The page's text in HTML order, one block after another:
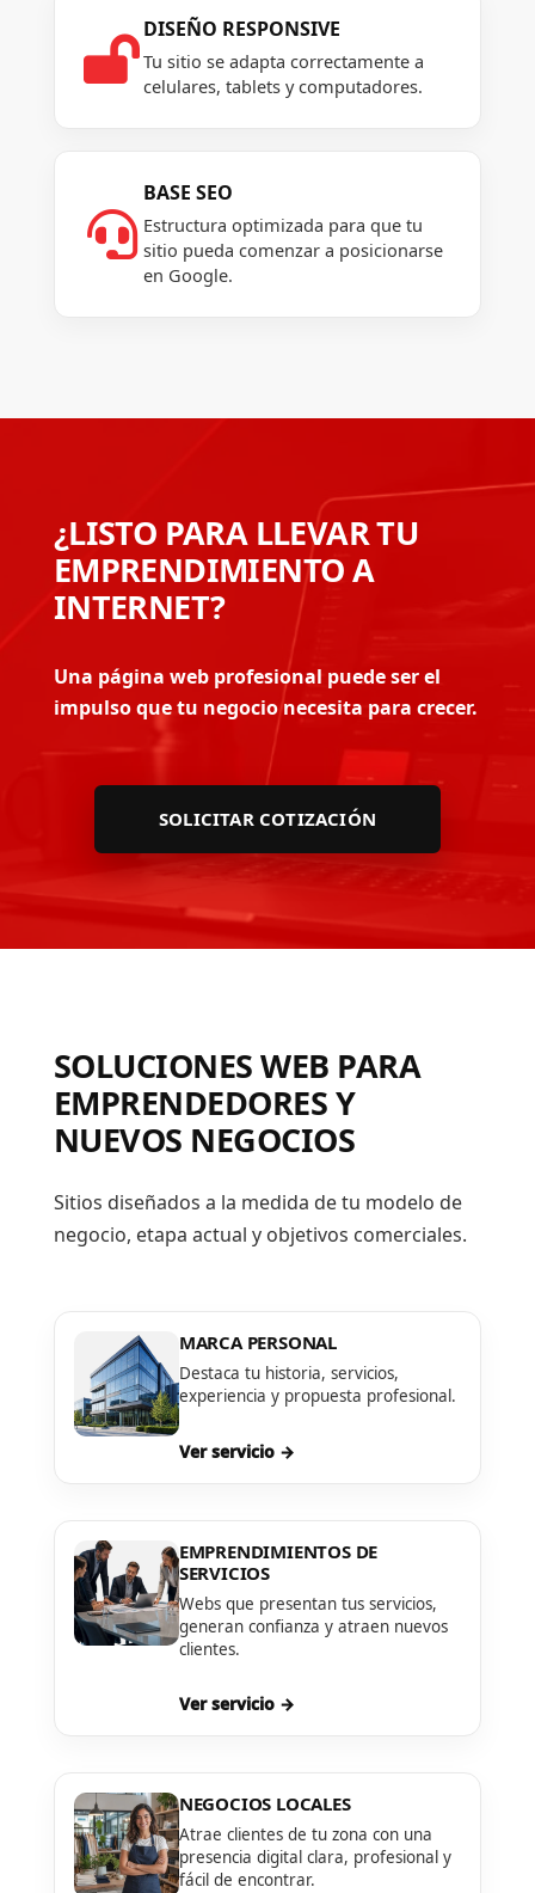

DISEÑO RESPONSIVE
Tu sitio se adapta correctamente a
celulares, tablets y computadores.

BASE SEO
Estructura optimizada para que tu
sitio pueda comenzar a posicionarse
en Google.
¿LISTO PARA LLEVAR TU
EMPRENDIMIENTO A
INTERNET?
Una página web profesional puede ser el
impulso que tu negocio necesita para crecer.
SOLICITAR COTIZACIÓN
SOLUCIONES WEB PARA
EMPRENDEDORES Y
NUEVOS NEGOCIOS
Sitios diseñados a la medida de tu modelo de
negocio, etapa actual y objetivos comerciales.
MARCA PERSONAL
Destaca tu historia, servicios,
experiencia y propuesta profesional.
Ver servicio →
EMPRENDIMIENTOS DE
SERVICIOS
Webs que presentan tus servicios,
generan confianza y atraen nuevos
clientes.
Ver servicio →
NEGOCIOS LOCALES
Atrae clientes de tu zona con una
presencia digital clara, profesional y
fácil de encontrar.